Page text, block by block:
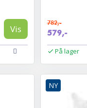
Vis
782,-
579,-
På lager
NY